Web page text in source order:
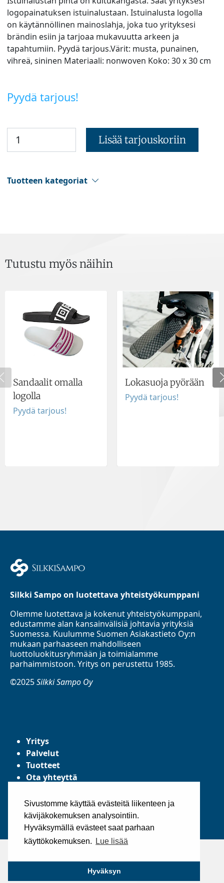
Sivustomme käyttää evästeitä liikenteen ja
kävijäkokemuksen analysointiin.
Hyväksymällä evästeet saat parhaan
käyttökokemuksen.
Lue lisää
Hyväksyn
logopainatuksen istuinalustaan. Istuinalusta logolla
on käytännöllinen mainoslahja, joka tuo yrityksesi
brändin esiin ja tarjoaa mukavuutta arkeen ja
tapahtumiin. Pyydä tarjous.Värit: musta, punainen,
vihreä, sininen Materiaali: nonwoven Koko: 30 x 30 cm
Pyydä tarjous!
Lisää tarjouskoriin
Tuotteen kategoriat
Tutustu myös näihin
Sandaalit omalla
logolla
Pyydä tarjous!
Lokasuoja pyörään
Pyydä tarjous!
Silkki Sampo on luotettava yhteistyökumppani
Olemme luotettava ja kokenut yhteistyökumppani,
edustamme alan kansainvälisiä johtavia yrityksiä
Suomessa. Kuulumme Suomen Asiakastieto Oy:n
mukaan parhaaseen mahdolliseen
luottoluokitusryhmään ja toimialamme
parhaimmistoon. Yritys on perustettu 1985.
©2025Silkki Sampo Oy
Yritys
Palvelut
Tuotteet
Ota yhteyttä
Yleiset toimitusehdot